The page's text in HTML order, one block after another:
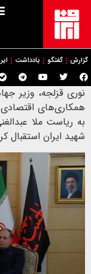
گزارش گفتگو یادداشت
نوری قزلجه، وزیر
همکاری‌های اقتصادی
به ریاست ملا
شهید ایران استقبال